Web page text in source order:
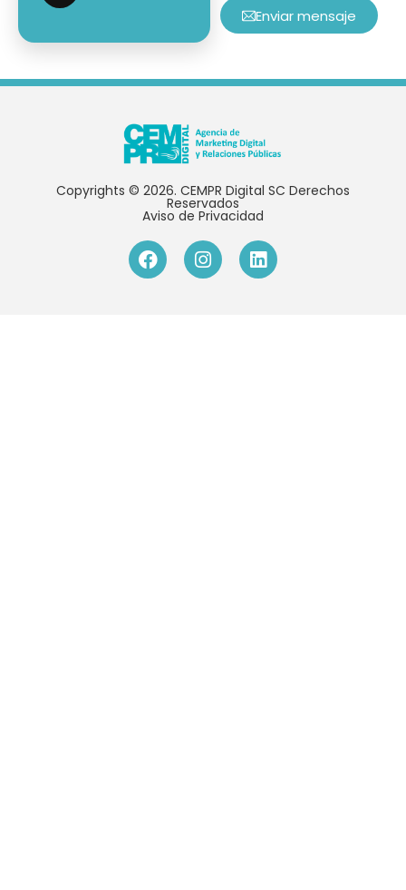
Enviar mensaje
Copyrights © 2026. CEMPR Digital SC Derechos
Reservados
Aviso de Privacidad